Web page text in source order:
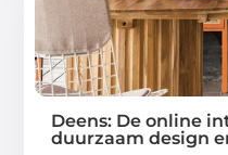
Deens: De online
duurzaam design